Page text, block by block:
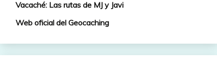
Vacaché: Las rutas de MJ y Javi
Web oficial del Geocaching